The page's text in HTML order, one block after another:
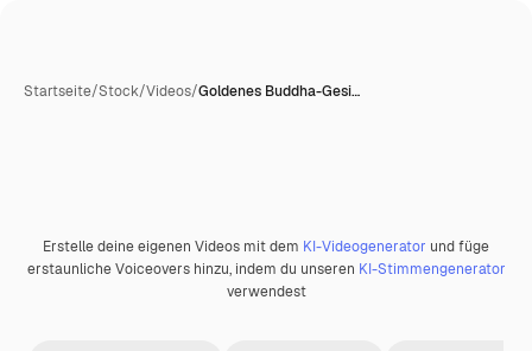
Startseite/Stock/Videos/Goldenes Buddha-Gesi…
Premium
Erstelle deine eigenen Videos mit dem KI-Videogenerator und füge
erstaunliche Voiceovers hinzu, indem du unseren KI-Stimmengenerator
verwendest